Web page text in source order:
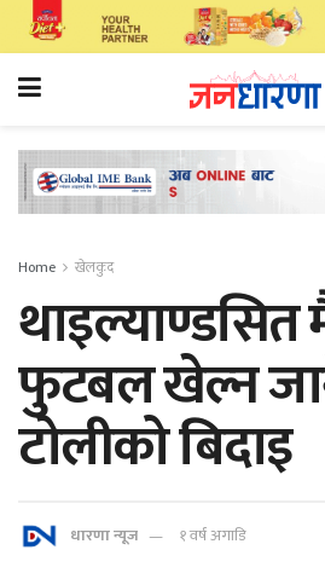
Home खेलकुद
थाइल्याण्डसित
फुटबल खेल्न
टोलीको बिदाइ
धारणा न्यूज १ वर्ष अगाडि